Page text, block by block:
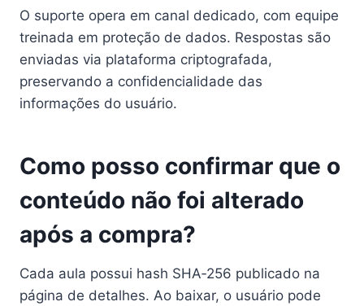
O suporte opera em canal dedicado, com equipe
treinada em proteção de dados. Respostas são
enviadas via plataforma criptografada,
preservando a confidencialidade das
informações do usuário.
Como posso confirmar que o
conteúdo não foi alterado
após a compra?
Cada aula possui hash SHA‑256 publicado na
página de detalhes. Ao baixar, o usuário pode